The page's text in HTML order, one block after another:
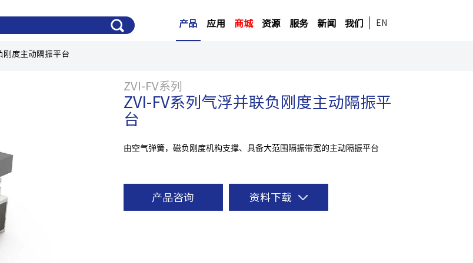
产品 应用 商城 资源 服务 新闻 我们 EN
刚度主动隔振平台
ZVI-FV系列
ZVI-FV系列气浮并联负刚度主动隔振平
台
由空气弹簧，磁负刚度机构支撑、具备大范围隔振带宽的主动隔振平台
产品咨询 资料下载